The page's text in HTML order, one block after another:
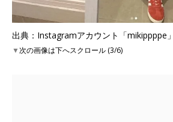
出典：Instagramアカウント「mikippppe」
▼次の画像は下へスクロール (3/6)